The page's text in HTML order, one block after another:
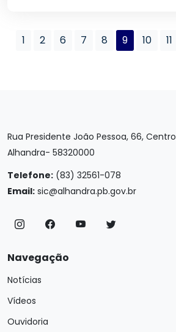
1 2 6 7 8 9 10 11
Rua Presidente João Pessoa, 66, Centro
Alhandra- 58320000
Telefone: (83) 32561-078
Email: sic@alhandra.pb.gov.br
Navegação
Notícias
Vídeos
Ouvidoria